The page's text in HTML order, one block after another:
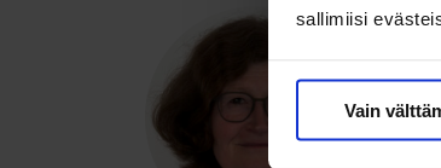
sallimiisi
Vain